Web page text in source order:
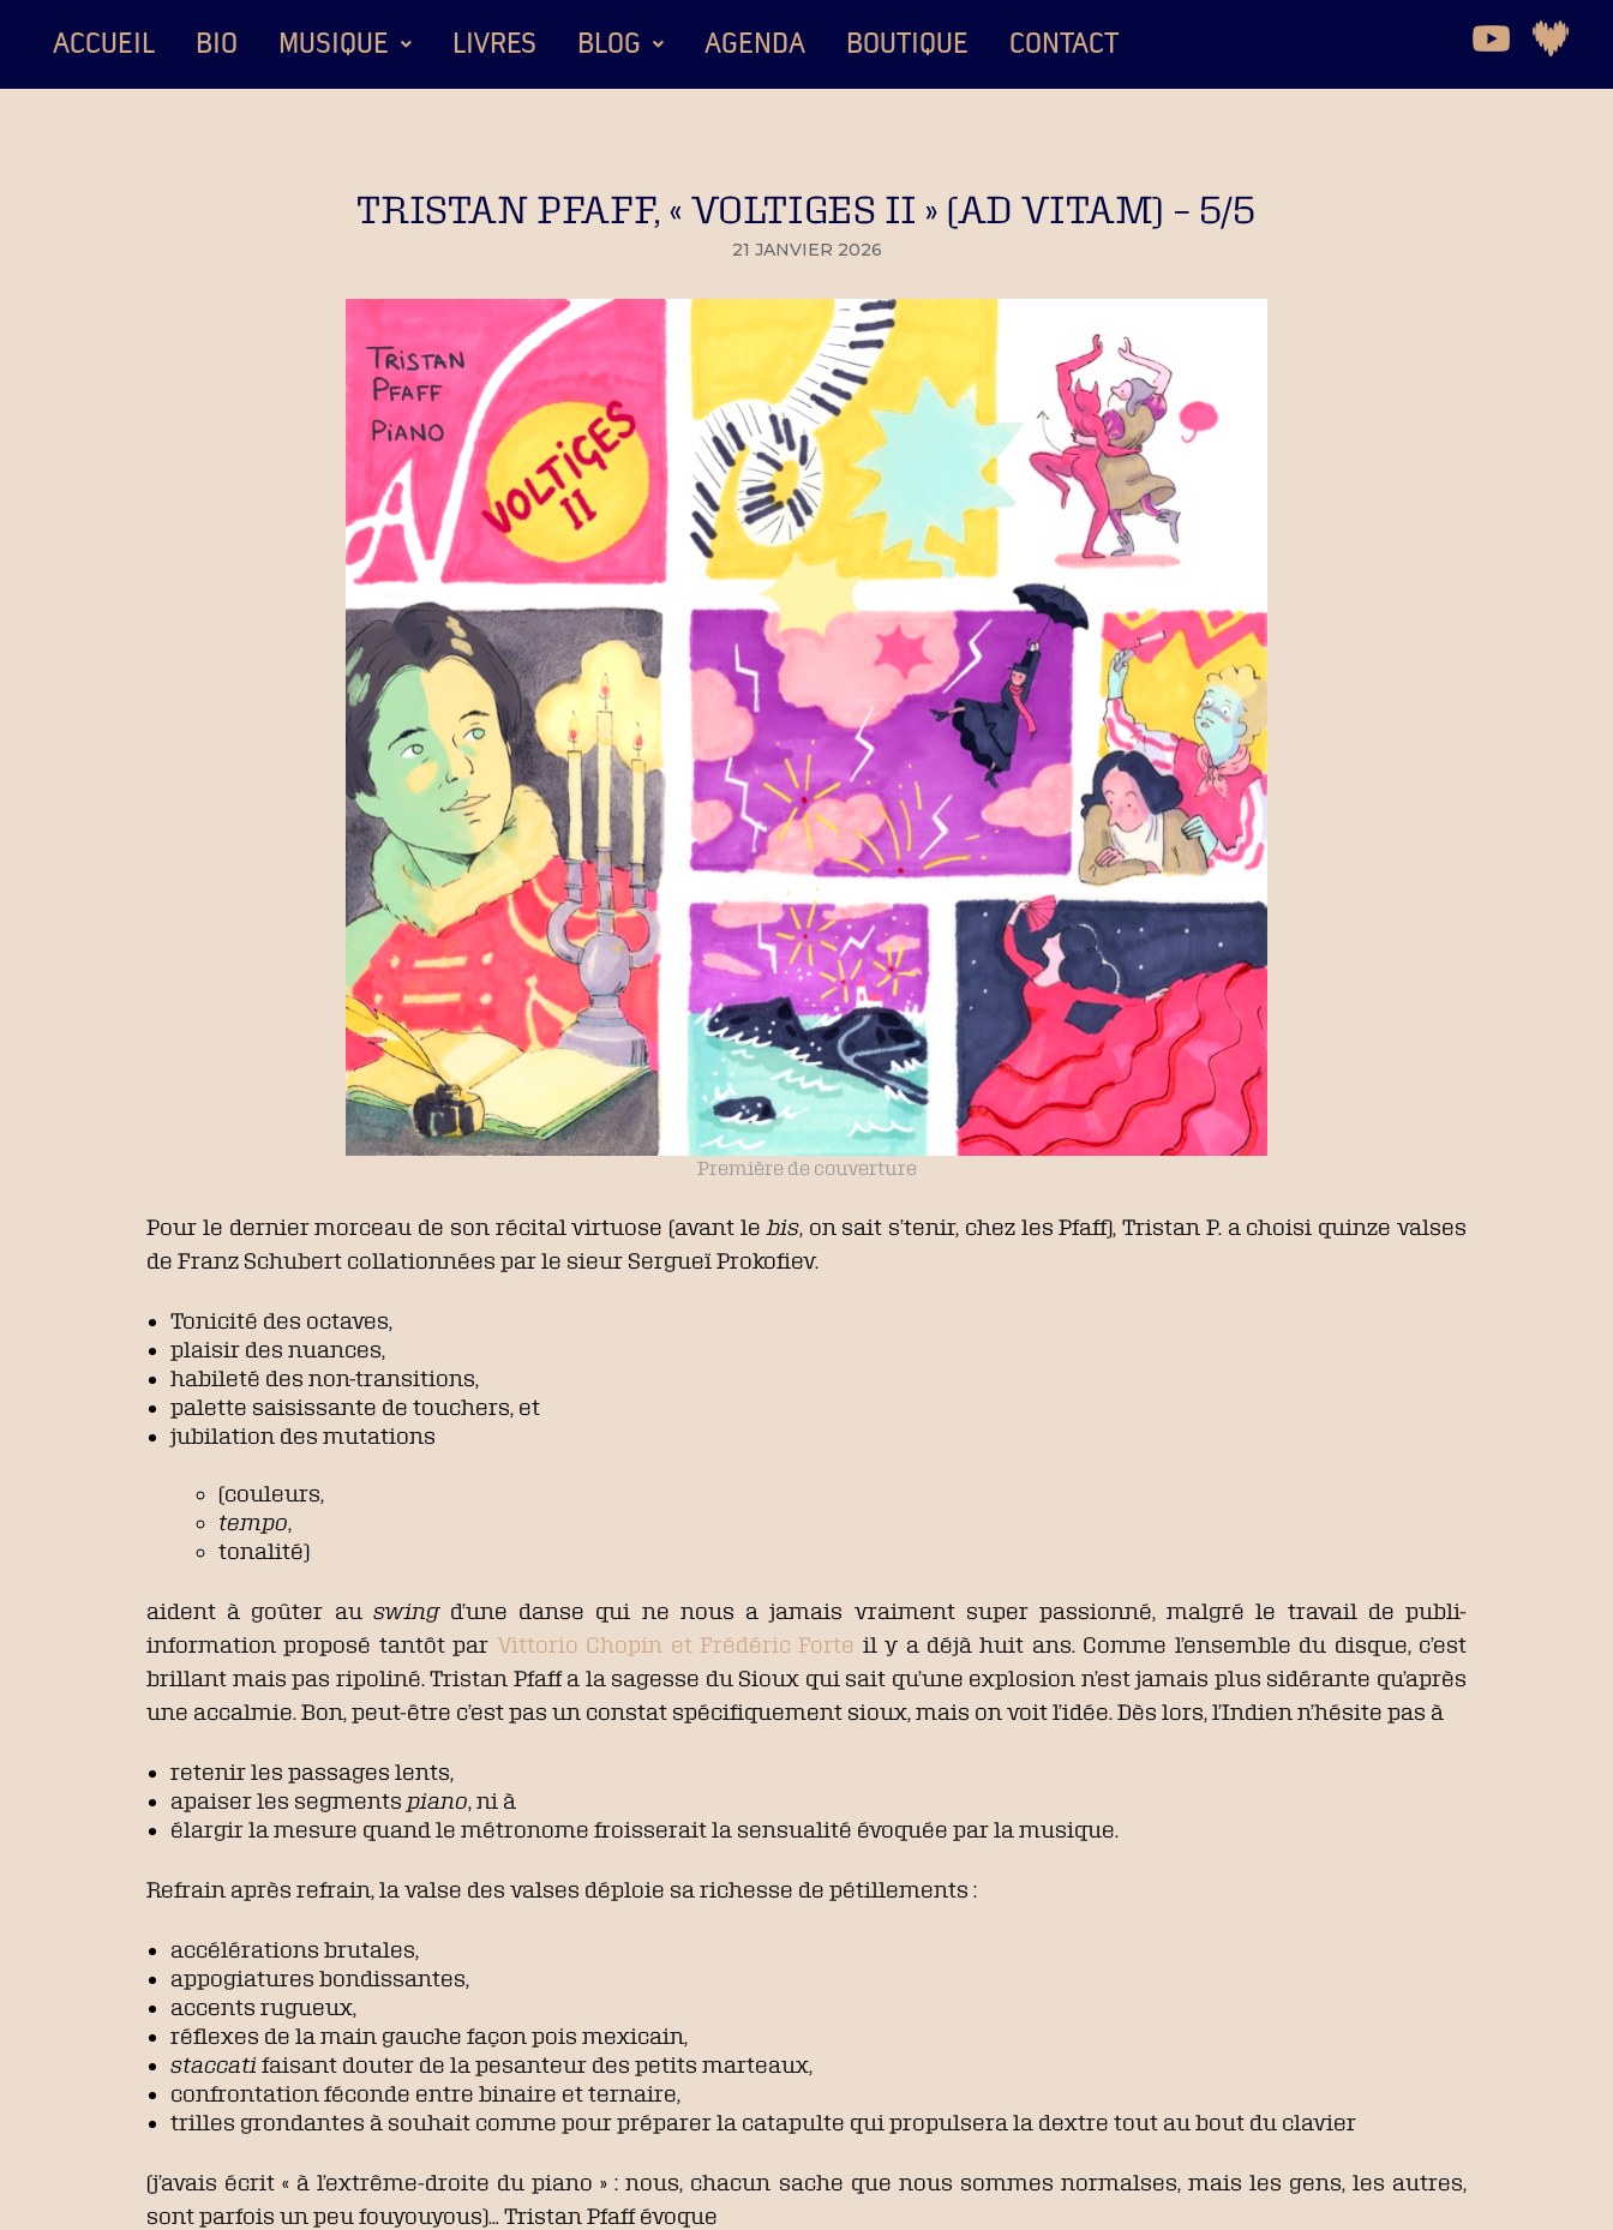
ACCUEIL BIO MUSIQUE LIVRES BLOG AGENDA BOUTIQUE CONTACT
TRISTAN PFAFF, « VOLTIGES II » (AD VITAM) – 5/5
21 JANVIER 2026
Première de couverture
Pour le dernier morceau de son récital virtuose (avant le bis, on sait s’tenir, chez les Pfaff), Tristan P. a choisi quinze valses
de Franz Schubert collationnées par le sieur Sergueï Prokofiev.
Tonicité des octaves,
plaisir des nuances,
habileté des non-transitions,
palette saisissante de touchers, et
jubilation des mutations
(couleurs,
tempo,
tonalité)
aident à goûter au swingd’une danse qui ne nous a jamais vraiment super passionné, malgré le travail de publi-
information proposé tantôt par Vittorio Chopin et Frédéric Forte il y a déjà huit ans. Comme l’ensemble du disque, c’est
brillant mais pas ripoliné. Tristan Pfaff a la sagesse du Sioux qui sait qu’une explosion n’est jamais plus sidérante qu’après
une accalmie. Bon, peut-être c’est pas un constat spécifiquement sioux, mais on voit l’idée. Dès lors, l’Indien n’hésite pas à
retenir les passages lents,
apaiser les segments piano, ni à
élargir la mesure quand le métronome froisserait la sensualité évoquée par la musique.
Refrain après refrain, la valse des valses déploie sa richesse de pétillements :
accélérations brutales,
appogiatures bondissantes,
accents rugueux,
réflexes de la main gauche façon pois mexicain,
staccati faisant douter de la pesanteur des petits marteaux,
confrontation féconde entre binaire et ternaire,
trilles grondantes à souhait comme pour préparer la catapulte qui propulsera la dextre tout au bout du clavier
(j’avais écrit « à l’extrême-droite du piano » : nous, chacun sache que nous sommes normalses, mais les gens, les autres,
sont parfois un peu fouyouyous)… Tristan Pfaff évoque